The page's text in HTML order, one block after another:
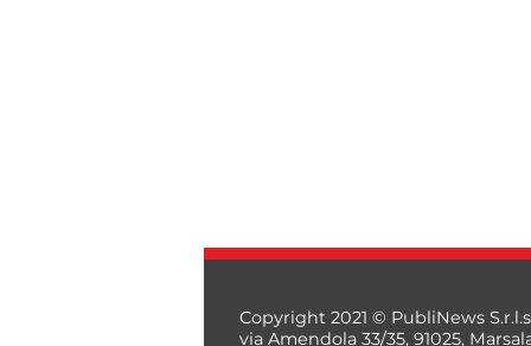
Copyright 2021 © PubliNews
via Amendola 33/35, 91025,